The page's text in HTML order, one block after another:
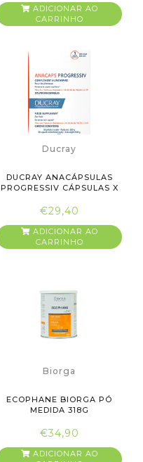
ADICIONAR AO
CARRINHO
Ducray
DUCRAY ANACÁPSULAS
PROGRESSIV CÁPSULAS X
€29,40
ADICIONAR AO
CARRINHO
Biorga
ECOPHANE BIORGA PÓ
MEDIDA 318G
€34,90
ADICIONAR AO